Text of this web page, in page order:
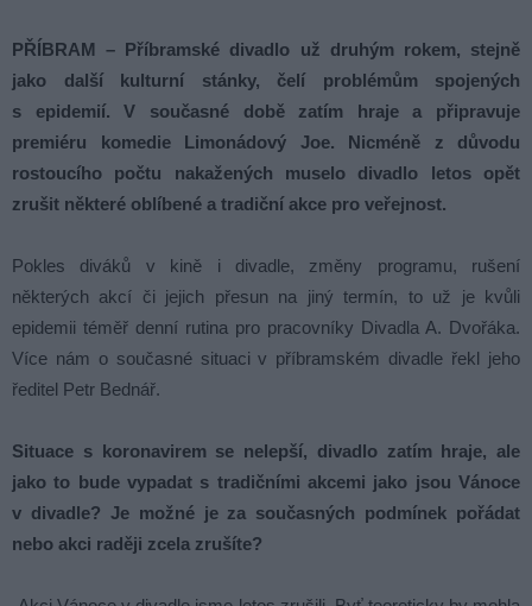
PŘÍBRAM – Příbramské divadlo už druhým rokem, stejně
jako další kulturní stánky, čelí problémům spojených
s epidemií. V současné době zatím hraje a připravuje
premiéru komedie Limonádový Joe. Nicméně z důvodu
rostoucího počtu nakažených muselo divadlo letos opět
zrušit některé oblíbené a tradiční akce pro veřejnost.
Pokles diváků v kině i divadle, změny programu, rušení
některých akcí či jejich přesun na jiný termín, to už je kvůli
epidemii téměř denní rutina pro pracovníky Divadla A. Dvořáka.
Více nám o současné situaci v příbramském divadle řekl jeho
ředitel Petr Bednář.
Situace s koronavirem se nelepší, divadlo zatím hraje, ale
jako to bude vypadat s tradičními akcemi jako jsou Vánoce
v divadle? Je možné je za současných podmínek pořádat
nebo akci raději zcela zrušíte?